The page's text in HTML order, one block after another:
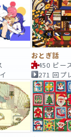
おとぎ話
450 ピー
271 回プ